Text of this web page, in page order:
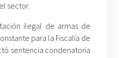
sector.
ilegal de armas de
para la Fiscalía de
sentencia condenatoria